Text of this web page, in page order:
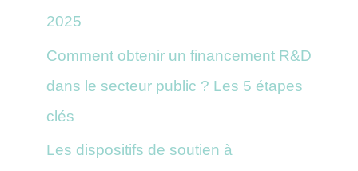
2025
Comment obtenir un financement R&D
dans le secteur public ? Les 5 étapes
clés
Les dispositifs de soutien à